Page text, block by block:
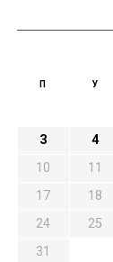
П У
3
4
10
11
17
18
24
25
31